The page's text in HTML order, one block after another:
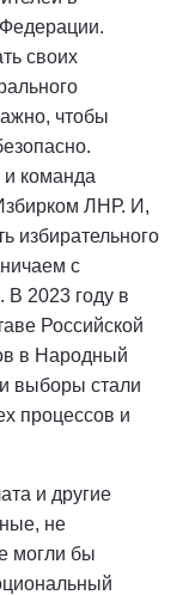
своих
чтобы
и команда
ЛНР. И,
избирательного
с
В 2023 году в
Российской
в Народный
выборы стали
процессов и
и другие
не
могли бы